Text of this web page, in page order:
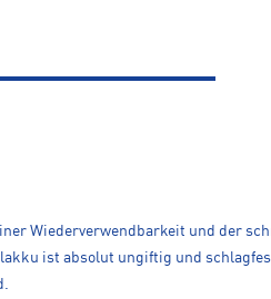
Wiederverwendbarkeit und der
ist absolut ungiftig und